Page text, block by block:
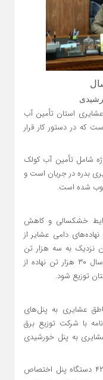
عشایری استان تأمین آب
که در دستور کار قرار
شامل تأمین آب کولک
بدره در جریان است و
خشکسالی و کاهش
دامی عشایر از
نزدیک به سه هزار تن
نهاده توزیع شده و برنامه‌ریزی شده تا پایان سال ۳۰ هزار تن نهاده از
توزیع شود.
عشایری به پنل‌های
با شرکت توزیع برق
به پنل خورشیدی
وی افزود: در شش‌ماهه نخست سال جاری ۴۲۰ دستگاه پنل اختصاص